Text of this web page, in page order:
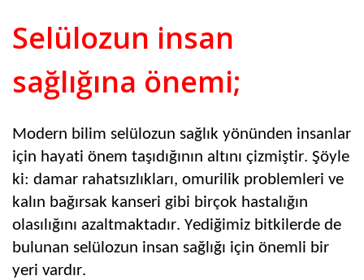
Selülozun insan
sağlığına önemi;
Modern bilim selülozun sağlık yönünden insanlar
için hayati önem taşıdığının altını çizmiştir. Şöyle
ki: damar rahatsızlıkları, omurilik problemleri ve
kalın bağırsak kanseri gibi birçok hastalığın
olasılığını azaltmaktadır. Yediğimiz bitkilerde de
bulunan selülozun insan sağlığı için önemli bir
yeri vardır.